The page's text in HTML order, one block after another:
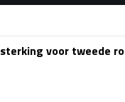
voor tweede